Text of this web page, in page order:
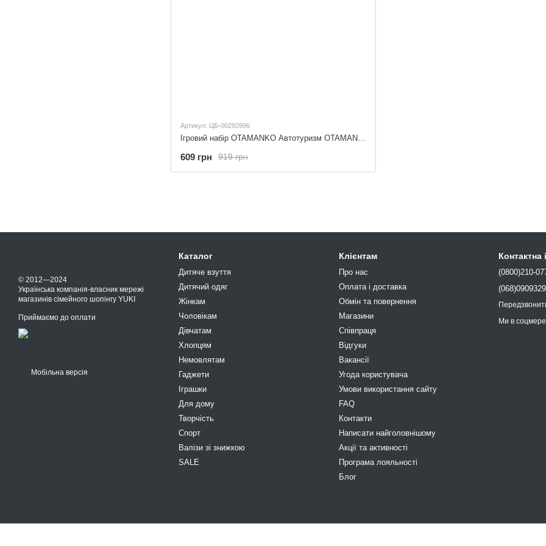
Артикул: ЦБ-00292996
919 грн
609 грн
© 2012—2024
Українська компанія-власник мережі
магазинів сімейного шопінгу YUKI
Приймаємо до оплати
Мобільна версія
Каталог
Дитяче взуття
Дитячий одяг
Жінкам
Чоловікам
Дівчатам
Хлопцям
Немовлятам
Гаджети
Іграшки
Для дому
Творчість
Спорт
Валізи зі знижкою
SALE
Клієнтам
Про нас
Оплата і доставка
Обмін та повернення
Магазини
Співпраця
Відгуки
Вакансії
Угода користувача
Умови використання сайту
FAQ
Контакти
Написати найголовнішому
Акції та активності
Програма лояльності
Блог
Контактна
(0800)210-
(068)0909329
Ми в